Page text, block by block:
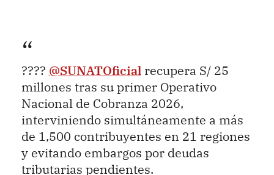
???? @SUNATOficialrecupera S/ 25
millones tras su primer Operativo
Nacional de Cobranza 2026,
interviniendo simultáneamente a más
de 1,500 contribuyentes en 21 regiones
y evitando embargos por deudas
tributarias pendientes.